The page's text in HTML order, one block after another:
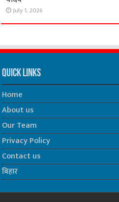
July 1, 2026
Quick Links
Home
About us
Our Team
Privacy Policy
Contact us
बिहार